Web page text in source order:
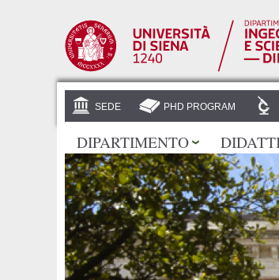
SEDE PHD PROGRAM
DIPARTIMENTO